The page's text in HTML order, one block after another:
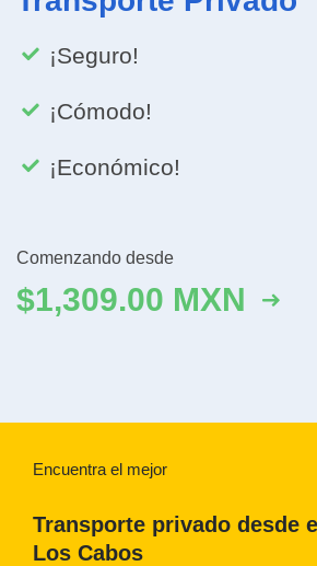
Encuentra el mejor
Transporte privado desde
Los Cabos
¡Seguro!
¡Cómodo!
¡Económico!
Comenzando desde
$1,309.00 MXN